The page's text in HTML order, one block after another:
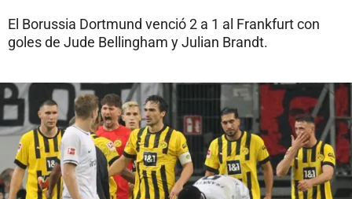
El Borussia Dortmund venció 2 a 1 al Frankfurt con
goles de Jude Bellingham y Julian Brandt.